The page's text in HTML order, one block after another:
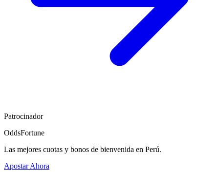
Patrocinador
OddsFortune
Las mejores cuotas y bonos de bienvenida en Perú.
Apostar Ahora